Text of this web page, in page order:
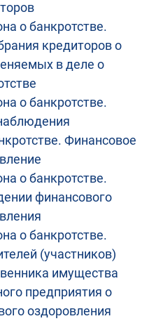
о банкротстве.
кредиторов о
в деле о
о банкротстве.
Финансовое
о банкротстве.
финансового
о банкротстве.
(участников)
имущества
предприятия о
оздоровления